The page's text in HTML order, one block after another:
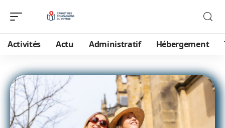
Activités Actu Administratif Hébergement